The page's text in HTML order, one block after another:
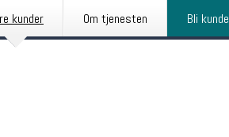
kunder Om tjenesten Bli kunde